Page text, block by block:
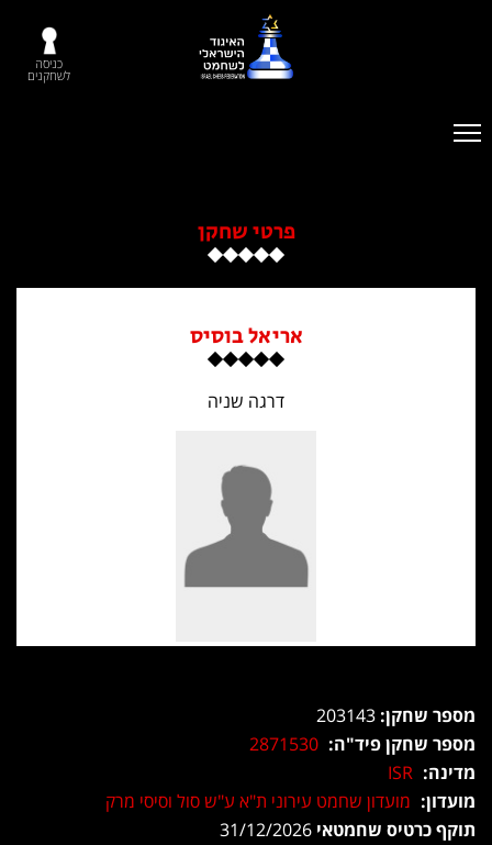
כניסה
לשחקנים
פרטי שחקן
אריאל בוסיס
דרגה שניה
מספר שחקן:
מספר שחקן פיד"ה: 2871530
מדינה: ISR
מועדון: מועדון שחמט עירוני ת"א ע"ש סול וסיסי מרק
תוקף כרטיס שחמטאי